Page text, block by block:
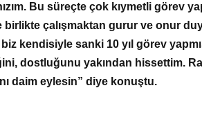
Bu süreçte çok kıymetli görev
birlikte çalışmaktan gurur ve onur
kendisiyle sanki 10 yıl görev
dostluğunu yakından hissettim.
daim eylesin” diye konuştu.